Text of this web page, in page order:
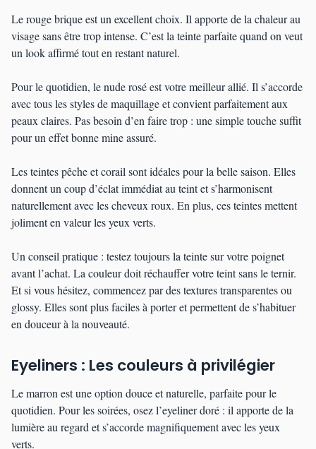
Le rouge brique est un excellent choix. Il apporte de la chaleur au
visage sans être trop intense. C’est la teinte parfaite quand on veut
un look affirmé tout en restant naturel.
Pour le quotidien, le nude rosé est votre meilleur allié. Il s’accorde
avec tous les styles de maquillage et convient parfaitement aux
peaux claires. Pas besoin d’en faire trop : une simple touche suffit
pour un effet bonne mine assuré.
Les teintes pêche et corail sont idéales pour la belle saison. Elles
donnent un coup d’éclat immédiat au teint et s’harmonisent
naturellement avec les cheveux roux. En plus, ces teintes mettent
joliment en valeur les yeux verts.
Un conseil pratique : testez toujours la teinte sur votre poignet
avant l’achat. La couleur doit réchauffer votre teint sans le ternir.
Et si vous hésitez, commencez par des textures transparentes ou
glossy. Elles sont plus faciles à porter et permettent de s’habituer
en douceur à la nouveauté.
Eyeliners : Les couleurs à privilégier
Le marron est une option douce et naturelle, parfaite pour le
quotidien. Pour les soirées, osez l’eyeliner doré : il apporte de la
lumière au regard et s’accorde magnifiquement avec les yeux
verts.